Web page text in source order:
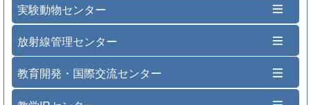
実験動物センター
放射線管理センター
教育開発・国際交流センター